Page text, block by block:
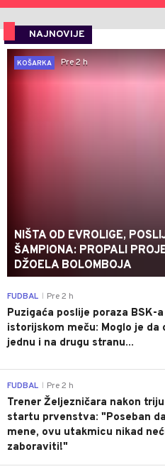
NAJNOVIJE
KOŠARKA
Pre 2 h
NIŠTA OD EVROLIGE,
ŠAMPIONA: PROPALI
DŽOELA BOLOMBOJA
FUDBAL Pre 2 h
Puzigaća poslije poraza BSK-a
istorijskom meču: Moglo je da
jednu i na drugu stranu...
FUDBAL Pre 2 h
Trener Željezničara nakon
startu prvenstva: "Poseban
mene, ovu utakmicu nikad
zaboraviti!"